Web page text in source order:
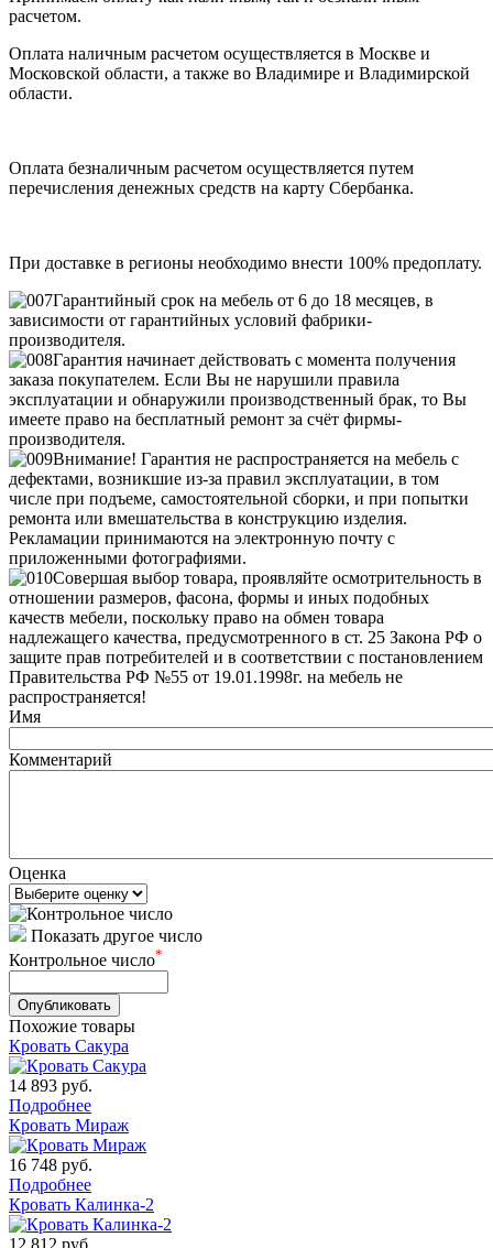
расчетом.
Оплата наличным расчетом осуществляется в Москве и
Московской области, а также во Владимире и Владимирской
области.
Оплата безналичным расчетом осуществляется путем
перечисления денежных средств на карту Сбербанка.
При доставке в регионы необходимо внести 100% предоплату.
Гарантийный срок на мебель от 6 до 18 месяцев, в
зависимости от гарантийных условий фабрики-
производителя.
Гарантия начинает действовать с момента получения
заказа покупателем. Если Вы не нарушили правила
эксплуатации и обнаружили производственный брак, то Вы
имеете право на бесплатный ремонт за счёт фирмы-
производителя.
Внимание! Гарантия не распространяется на мебель с
дефектами, возникшие из-за правил эксплуатации, в том
числе при подъеме, самостоятельной сборки, и при попытки
ремонта или вмешательства в конструкцию изделия.
Рекламации принимаются на электронную почту с
приложенными фотографиями.
Совершая выбор товара, проявляйте осмотрительность в
отношении размеров, фасона, формы и иных подобных
качеств мебели, поскольку право на обмен товара
надлежащего качества, предусмотренного в ст. 25 Закона РФ о
защите прав потребителей и в соответствии с постановлением
Правительства РФ №55 от 19.01.1998г. на мебель не
распространяется!
Имя
Комментарий
Оценка
Показать другое число
Контрольное число*
Похожие товары
Кровать Сакура
14 893 руб.
Подробнее
Кровать Мираж
16 748 руб.
Подробнее
Кровать Калинка-2